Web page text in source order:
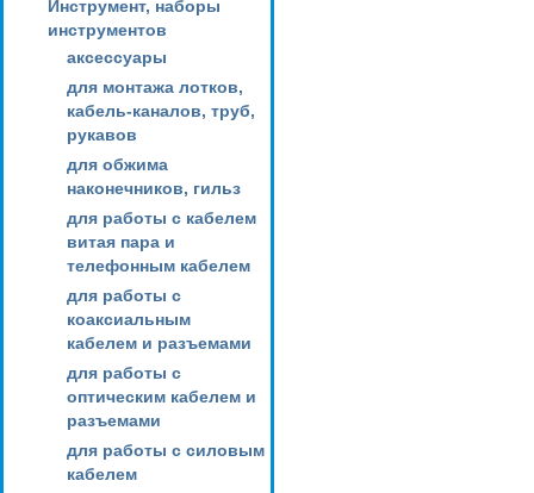
Инструмент, наборы
инструментов
аксессуары
для монтажа лотков,
кабель-каналов, труб,
рукавов
для обжима
наконечников, гильз
для работы с кабелем
витая пара и
телефонным кабелем
для работы с
коаксиальным
кабелем и разъемами
для работы с
оптическим кабелем и
разъемами
для работы с силовым
кабелем